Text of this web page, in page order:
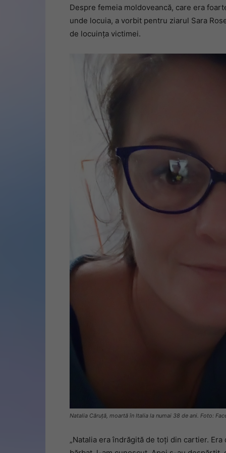
Despre femeia moldoveancă, care era
unde locuia, a vorbit pentru ziarul Sara
de locuința victimei.
Natalia Căruță, moartă în Italia la numai 38 de ani. Foto:
„Natalia era îndrăgită de toți din cartier.